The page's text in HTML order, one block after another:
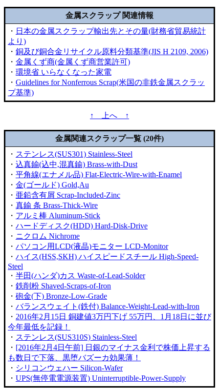
金属スクラップ 関連情報
・ 日本の金属スクラップ輸出先とその量(財務省貿易統計
より)
・ 銅及び銅合金リサイクル原料分類基準(JIS H 2109, 2006)
・ 金属くず商(金属くず商営業許可)
・ 環境省 いらなくなった家電
・ Guidelines for Nonferrous Scrap(米国の非鉄金属スクラッ
プ基準)
↑ 上へ ↑
金属関連スクラップ一覧 (20件)
・ ステンレス(SUS301) Stainless-Steel
・ 込真鍮(込中,混真鍮) Brass-with-Dust
・ 平角線(エナメル品) Flat-Electric-Wire-with-Enamel
・ 金(ゴールド) Gold,Au
・ 亜鉛含有屑 Scrap-Included-Zinc
・ 真鍮 条 Brass-Thick-Wire
・ アルミ棒 Aluminum-Stick
・ ハードディスク(HDD) Hard-Disk-Drive
・ ニクロム Nichrome
・ パソコン用LCD(液晶)モニター LCD-Monitor
・ ハイス(HSS,SKH) ハイスピードスチール High-Speed-
Steel
・ 半田(ハンダ)カス Waste-of-Lead-Solder
・ 鉄削粉 Shaved-Scraps-of-Iron
・ 砲金(下) Bronze-Low-Grade
・ バランスウェイト(鉄付) Balance-Weight-Lead-with-Iron
・ 2016年2月15日 銅建値3万円下げ 55万円、1月18日に並び
今年最低を記録！
・ ステンレス(SUS310S) Stainless-Steel
・ [2016年2月4日午前] 日銀のマイナス金利で株価上昇する
も数日で下落、黒堕バズーカ効果薄！
・ シリコンウェハー Silicon-Wafer
・ UPS(無停電電源装置) Uninterruptible-Power-Supply